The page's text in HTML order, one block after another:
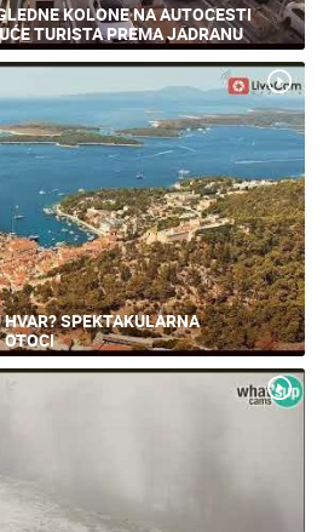
KOLONE NA AUTOCESTI
TURISTA PREMA JADRANU
SPEKTAKULARNA